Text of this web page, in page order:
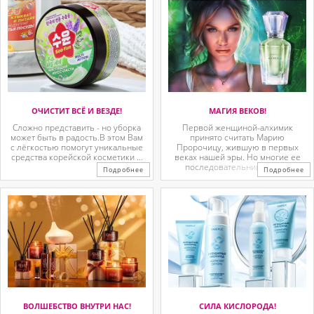
ОЧИСТИТ ВСЁ И ВЕЗДЕ!
Сложно представить - но уборка
может быть в радость.В этом Вам
с лёгкостью помогут уникальные
средства корейской косметики ...
Подробнее
МАГИЯ ВЕКОВ!
Первой женщиной-алхимик
принято считать Марию
Пророчицу, жившую в первых
веках нашей эры. Но многие ее
последовательницы так ...
Подробнее
ВОЛШЕБСТВО ВНУТРИ НАС! СИЛА КИСЛОРОДА!